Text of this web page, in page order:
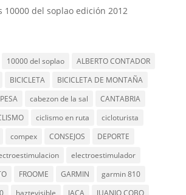
10000 del soplao edición 2012
10000 del soplao
ALBERTO CONTADOR
BICICLETA
BICICLETA DE MONTAÑA
cabezon de la sal
CANTABRIA
ciclismo en ruta
cicloturista
compex CONSEJOS
DEPORTE
electroestimulador
FROOME GARMIN
garmin 810
haztevisible JACA JUANJO COBO